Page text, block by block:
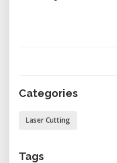
Categories
Laser Cutting
Tags